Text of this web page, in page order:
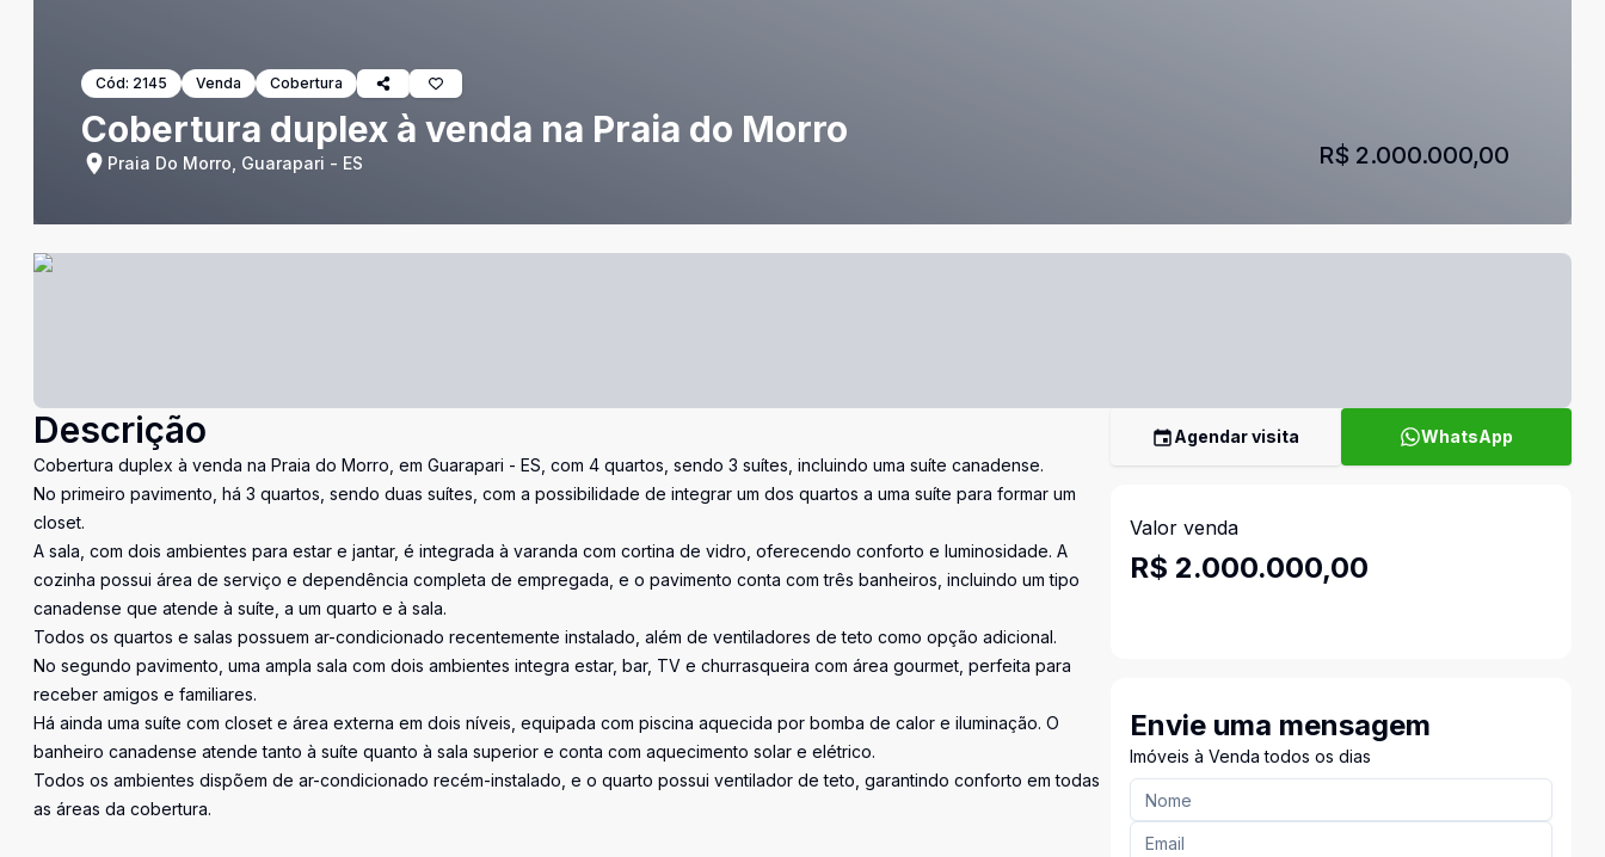
Cód: 2145 Venda Cobertura
Cobertura duplex à venda na Praia do Morro
Praia Do Morro, Guarapari - ES R$ 2.000.000,00
Descrição
Cobertura duplex à venda na Praia do Morro, em Guarapari - ES, com 4 quartos, sendo 3 suítes, incluindo uma suíte canadense.
No primeiro pavimento, há 3 quartos, sendo duas suítes, com a possibilidade de integrar um dos quartos a uma suíte para formar um
closet.
A sala, com dois ambientes para estar e jantar, é integrada à varanda com cortina de vidro, oferecendo conforto e luminosidade. A
cozinha possui área de serviço e dependência completa de empregada, e o pavimento conta com três banheiros, incluindo um tipo
canadense que atende à suíte, a um quarto e à sala.
Todos os quartos e salas possuem ar-condicionado recentemente instalado, além de ventiladores de teto como opção adicional.
No segundo pavimento, uma ampla sala com dois ambientes integra estar, bar, TV e churrasqueira com área gourmet, perfeita para
receber amigos e familiares.
Há ainda uma suíte com closet e área externa em dois níveis, equipada com piscina aquecida por bomba de calor e iluminação. O
banheiro canadense atende tanto à suíte quanto à sala superior e conta com aquecimento solar e elétrico.
Todos os ambientes dispõem de ar-condicionado recém-instalado, e o quarto possui ventilador de teto, garantindo conforto em todas
as áreas da cobertura.
Agendar visita WhatsApp
Valor venda
R$ 2.000.000,00
Envie uma mensagem
Imóveis à Venda todos os dias